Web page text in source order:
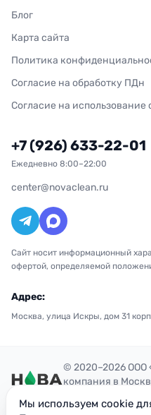
Блог
Карта сайта
Политика
Согласие на обработку ПДн
Согласие на использование
+7 (926) 633-22-01
Ежедневно 8:00–22:00
center@novaclean.ru
Сайт носит информационный
офертой, определяемой
Адрес:
Москва, улица Искры, дом 31
© 2020–2026 ООО
компания в
ОГРН: 1207700300851
Мы используем cookie